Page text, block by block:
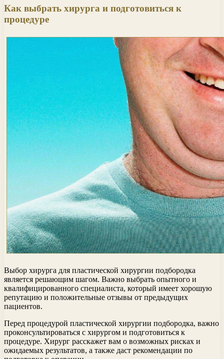
Как выбрать хирурга и подготовиться к
процедуре
Выбор хирурга для пластической хирургии подбородка
является решающим шагом. Важно выбрать опытного и
квалифицированного специалиста, который имеет хорошую
репутацию и положительные отзывы от предыдущих
пациентов.
Перед процедурой пластической хирургии подбородка, важно
проконсультироваться с хирургом и подготовиться к
процедуре. Хирург расскажет вам о возможных рисках и
ожидаемых результатов, а также даст рекомендации по